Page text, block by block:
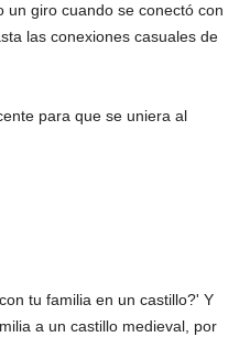
un giro cuando se conectó con
las conexiones casuales de
para que se uniera al
tu familia en un castillo?' Y
a un castillo medieval, por